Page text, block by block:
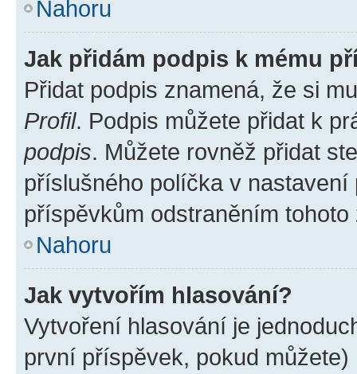
Nahoru
Jak přidám podpis k mému
Přidat podpis znamená, že si
Profil. Podpis můžete přidat k
podpis. Můžete rovněž přidat
příslušného políčka v
příspěvkům odstraněním
Nahoru
Jak vytvořím hlasování?
Vytvoření hlasování je
první příspěvek, pokud